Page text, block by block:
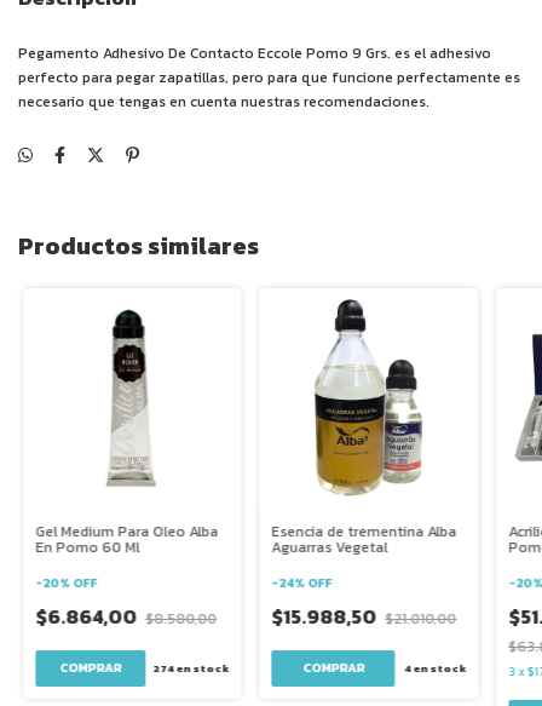
Pegamento Adhesivo De Contacto Eccole Pomo 9 Grs. es el adhesivo
perfecto para pegar zapatillas, pero para que funcione perfectamente es
necesario que tengas en cuenta nuestras recomendaciones.
Productos similares
Gel Medium Para Oleo Alba
En Pomo 60 Ml
-20% OFF
$6.864,00 $8.580,00
274en stock
Esencia de trementina Alba
Aguarras Vegetal
-24% OFF
$15.988,50 $21.010,00
COMPRAR 4en stock
-20
3x